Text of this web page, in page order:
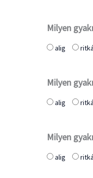
Milyen
alig
Milyen
alig
Milyen
alig